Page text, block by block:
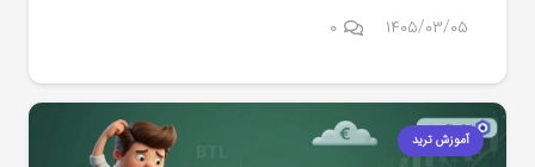
۱۴۰۵/۰۳/۰۵ ۰
آموزش ترید